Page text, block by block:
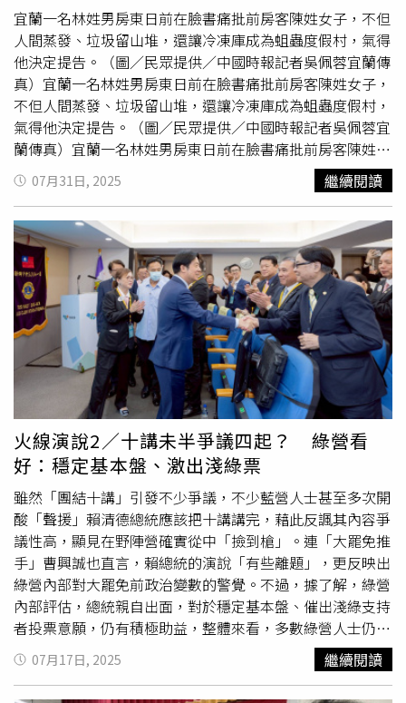
宜蘭一名林姓男房東日前在臉書痛批前房客陳姓女子，不但
人間蒸發、垃圾留山堆，還讓冷凍庫成為蛆蟲度假村，氣得
他決定提告。（圖／民眾提供／中國時報記者吳佩蓉宜蘭傳
真）宜蘭一名林姓男房東日前在臉書痛批前房客陳姓女子，
不但人間蒸發、垃圾留山堆，還讓冷凍庫成為蛆蟲度假村，
氣得他決定提告。（圖／民眾提供／中國時報記者吳佩蓉宜
蘭傳真）宜蘭一名林姓男房東日前在臉書痛批前房客陳姓女
子，指出對方在卸任某
會長後，經營的薑母鴨店收攤
時不但人間蒸發、垃圾留山堆，還讓冷凍庫成為蛆蟲度假
村，氣得他決定提告，並怒嗆，不讓她紅，真的說不過去。
據了解，位於羅東的大紅番薑母鴨，林姓房東指出，陳女經
營薑母鴨與羊肉爐多年，租期至今年7月19日，他體諒對方
難以立即清空，特地寬限至7月28日，沒想到換來的竟是一
場「退場藝術表演」。林男直言，現場狀況垃圾堆積如山，
比夜市還豐富，冷凍庫壞掉後裡頭的肉品發臭腐爛，活脫脫
成了蛆蟲的溫泉勝地；「蒼蠅都戴起N95了」，林男無奈調
侃，更指出對方連電表都拆走，值錢的設備搬光光，剩下難
清的廢棄物給他收尾。更離譜的是，陳女疑似積欠多名員工
薪資，導致員工親自跑到店面討債，但人早已「失聯」，簡
直像進入了鬼月限定版的「會長去哪了」的實境秀。林男還
苦中作樂的說：「她說會長，我小時候還當過風紀股長
咧」，強調卸任後還是要面對責任，無法靠會長頭銜當免死
金牌。他估算，現場若要恢復原狀，垃圾清運、修繕與復原
至少得花上50萬元。目前林男已著手提告，並表示會提起刑
事與民事訴訟雙管齊下，最後還不忘補上一句「「那些蛆都
比她還有行動力，真的佩服」。
07月31日, 2025 繼續閱讀
火線演說2／十講未半爭議四起？ 綠營看
好：穩定基本盤、激出淺綠票
雖然「團結十講」引發不少爭議，不少藍營人士甚至多次開
酸「聲援」賴清德總統應該把十講講完，藉此反諷其內容爭
議性高，顯見在野陣營確實從中「撿到槍」。連「大罷免推
手」曹興誠也直言，賴總統的演說「有些離題」，更反映出
綠營內部對大罷免前政治變數的警覺。不過，據了解，綠營
內部評估，總統親自出面，對於穩定基本盤、催出淺綠支持
者投票意願，仍有積極助益，整體來看，多數綠營人士仍認
為此舉「利大於弊」。據了解，綠營內部確實傳出雜音，認
為部分演講內容偏鋒、不夠審慎，甚至有人坦言「根本沒看
07月17日, 2025 繼續閱讀